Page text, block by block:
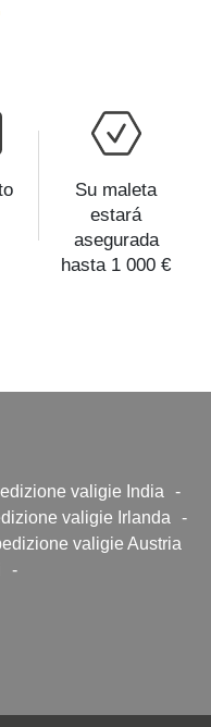
Su maleta
estará
asegurada
hasta 1 000 €
valigie India
-
valigie Irlanda
-
valigie Austria
-